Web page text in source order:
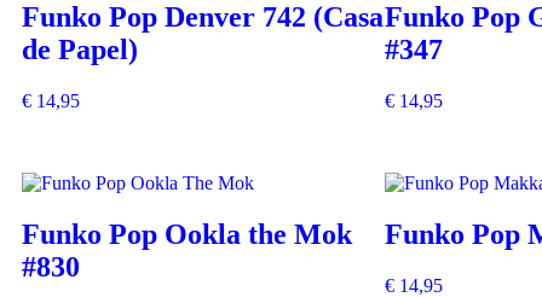
Funko Pop Denver 742 (Casa
de Papel)
€ 14,95
Funko Pop
#347
€ 14,95
Funko Pop Ookla the Mok
#830
Funko Pop
€ 14,95